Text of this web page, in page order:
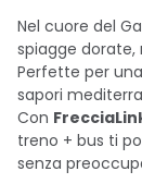
Nel cuore del
spiagge dorate,
Perfette per
sapori
Con
treno + bus ti
senza